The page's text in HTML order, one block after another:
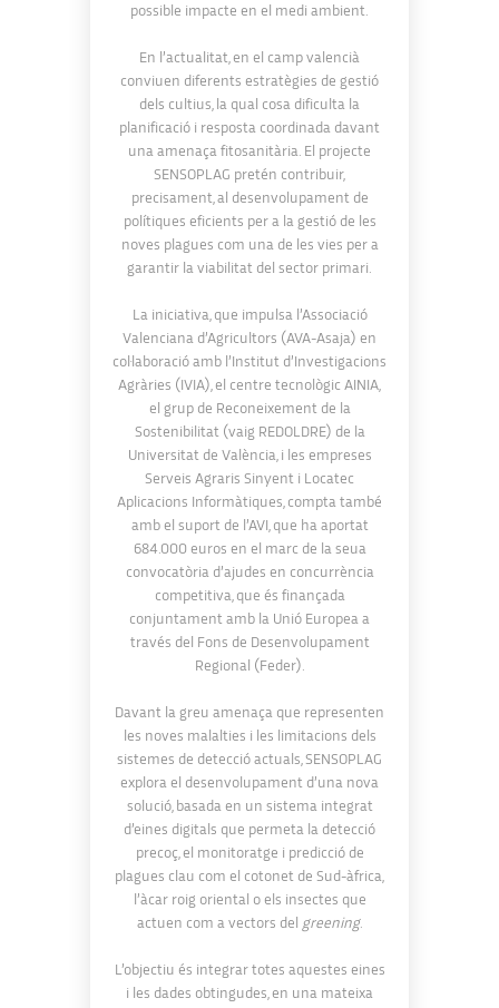
possible impacte en el medi ambient.
En l’actualitat, en el camp valencià
conviuen diferents estratègies de gestió
dels cultius, la qual cosa dificulta la
planificació i resposta coordinada davant
una amenaça fitosanitària. El projecte
SENSOPLAG pretén contribuir,
precisament, al desenvolupament de
polítiques eficients per a la gestió de les
noves plagues com una de les vies per a
garantir la viabilitat del sector primari.
La iniciativa, que impulsa l’Associació
Valenciana d’Agricultors (AVA-Asaja) en
col·laboració amb l’Institut d’Investigacions
Agràries (IVIA), el centre tecnològic AINIA,
el grup de Reconeixement de la
Sostenibilitat (vaig REDOLDRE) de la
Universitat de València, i les empreses
Serveis Agraris Sinyent i Locatec
Aplicacions Informàtiques, compta també
amb el suport de l’AVI, que ha aportat
684.000 euros en el marc de la seua
convocatòria d’ajudes en concurrència
competitiva, que és finançada
conjuntament amb la Unió Europea a
través del Fons de Desenvolupament
Regional (Feder).
Davant la greu amenaça que representen
les noves malalties i les limitacions dels
sistemes de detecció actuals, SENSOPLAG
explora el desenvolupament d’una nova
solució, basada en un sistema integrat
d’eines digitals que permeta la detecció
precoç, el monitoratge i predicció de
plagues clau com el cotonet de Sud-àfrica,
l’àcar roig oriental o els insectes que
actuen com a vectors del greening.
L’objectiu és integrar totes aquestes eines
i les dades obtingudes, en una mateixa